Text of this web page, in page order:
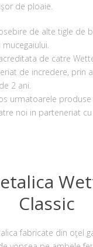
de ploaie.
de alte tigle de
de catre
de incredere, prin
2 ani.
urmatoarele
noi in parteneriat
Classic
fabricate din oţel